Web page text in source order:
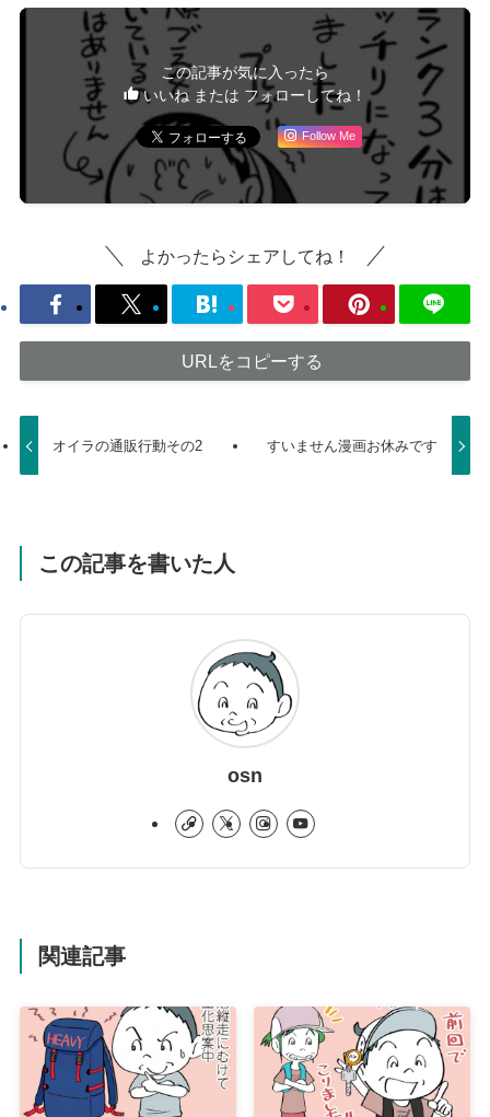
この記事が気に入ったら
いいね または フォローしてね！
Follow Me
よかったらシェアしてね！
URLをコピーする
オイラの通販行動その2 すいません漫画お休みです
この記事を書いた人
osn
関連記事